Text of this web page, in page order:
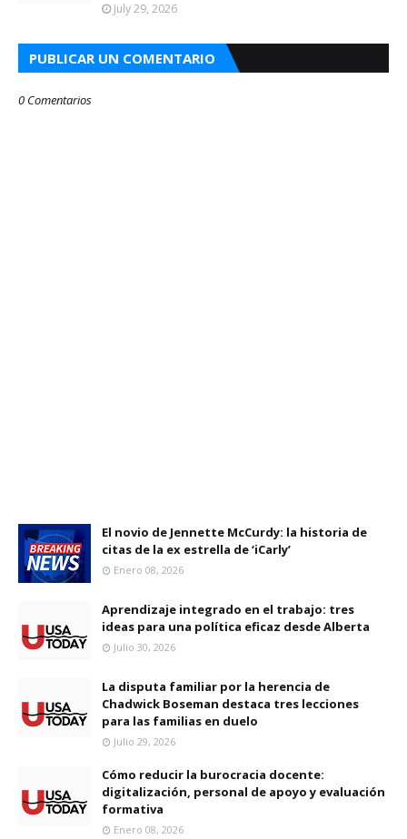
July 29, 2026
PUBLICAR UN COMENTARIO
0 Comentarios
El novio de Jennette McCurdy: la historia de
citas de la ex estrella de ‘iCarly’
Enero 08, 2026
Aprendizaje integrado en el trabajo: tres
ideas para una política eficaz desde Alberta
Julio 30, 2026
La disputa familiar por la herencia de
Chadwick Boseman destaca tres lecciones
para las familias en duelo
Julio 29, 2026
Cómo reducir la burocracia docente:
digitalización, personal de apoyo y evaluación
formativa
Enero 08, 2026